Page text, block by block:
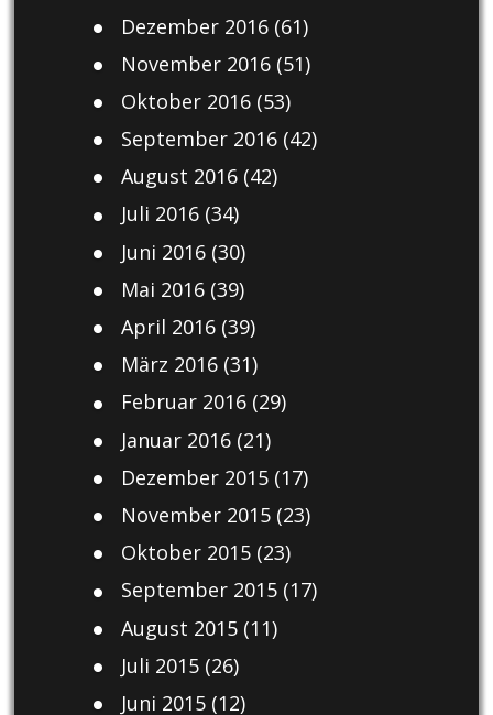
Dezember 2016(61)
November 2016(51)
Oktober 2016(53)
September 2016(42)
August 2016(42)
Juli 2016(34)
Juni 2016(30)
Mai 2016(39)
April 2016(39)
März 2016(31)
Februar 2016(29)
Januar 2016(21)
Dezember 2015(17)
November 2015(23)
Oktober 2015(23)
September 2015(17)
August 2015(11)
Juli 2015(26)
Juni 2015(12)